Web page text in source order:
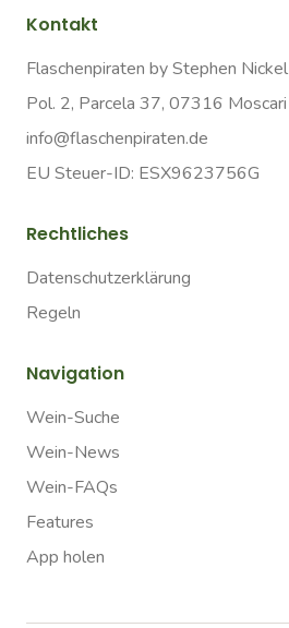
Kontakt
Flaschenpiraten by Stephen Nickel
Pol. 2, Parcela 37, 07316 Moscari
info@flaschenpiraten.de
EU Steuer-ID: ESX9623756G
Rechtliches
Datenschutzerklärung
Regeln
Navigation
Wein-Suche
Wein-News
Wein-FAQs
Features
App holen